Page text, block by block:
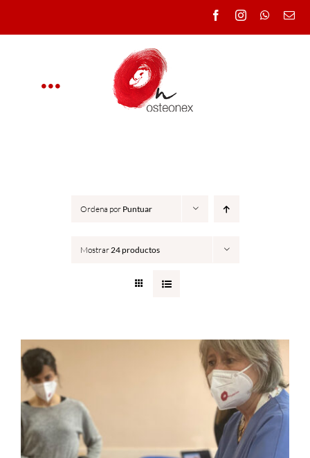
al
CONTACTO
Ordena por Puntuar
Mostrar24 productos